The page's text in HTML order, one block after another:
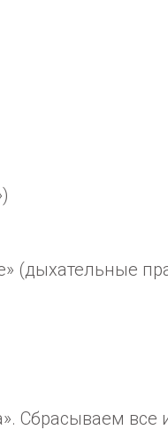
(дыхательные
Сбрасываем все